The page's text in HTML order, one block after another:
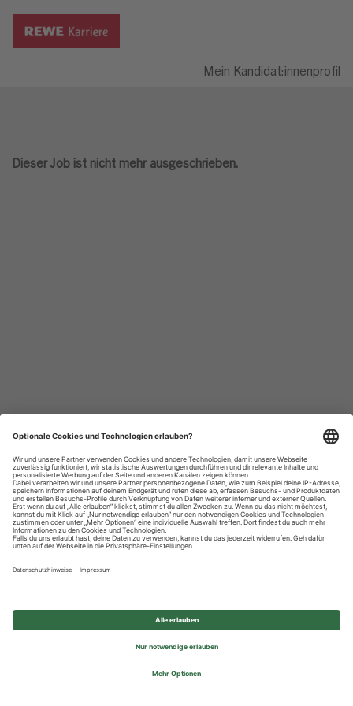
Mein Kandidat:innenprofil
Dieser Job ist nicht mehr ausgeschrieben.
Datenschutzhinweise
Impressum
Privatsphäre-Einstellungen
© 2026 REWE Group - All rights reserved